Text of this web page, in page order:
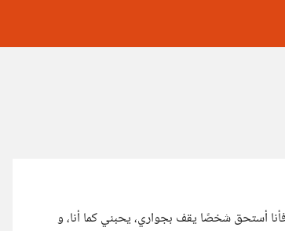
أستحق شخصًا يقف بجواري، يحبني كما أنا، و